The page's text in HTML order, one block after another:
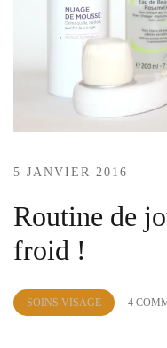
5 JANVIER 2016
Routine de
froid !
SOINS VISAGE
by
4